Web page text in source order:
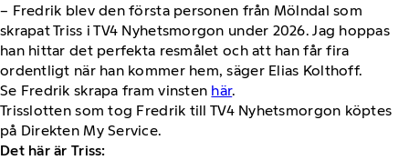
– Fredrik blev den första personen från Mölndal som
skrapat Triss i TV4 Nyhetsmorgon under 2026. Jag hoppas
han hittar det perfekta resmålet och att han får fira
ordentligt när han kommer hem, säger Elias Kolthoff.
Se Fredrik skrapa fram vinsten här.
Trisslotten som tog Fredrik till TV4 Nyhetsmorgon köptes
på Direkten My Service.
Det här är Triss: